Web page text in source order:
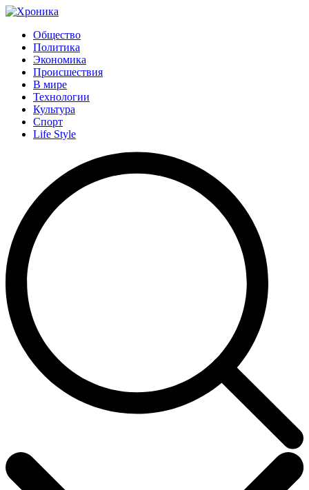
Общество
Политика
Экономика
Происшествия
В мире
Технологии
Культура
Спорт
Life Style